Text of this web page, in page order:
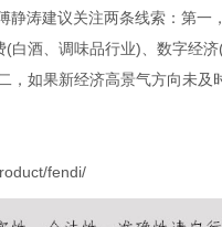
涛建议关注两条线索：第一
白酒、调味品行业)、数字经
，如果新经济高景气方向未
fendi/